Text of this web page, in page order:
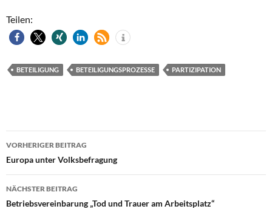
Teilen:
BETEILIGUNG BETEILIGUNGSPROZESSE PARTIZIPATION
Beitragsnavigation
VORHERIGER BEITRAG
Europa unter Volksbefragung
NÄCHSTER BEITRAG
Betriebsvereinbarung „Tod und Trauer am Arbeitsplatz“